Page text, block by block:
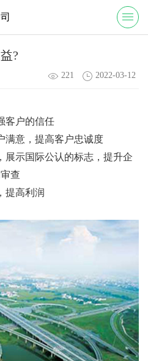
?
221 2022-03-12
客户的信任
满意，提高客户忠诚度
展示国际公认的标志，提升企
查
提高利润